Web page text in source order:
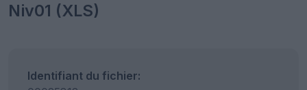
Niv01 (XLS)
Identifiant du fichier: